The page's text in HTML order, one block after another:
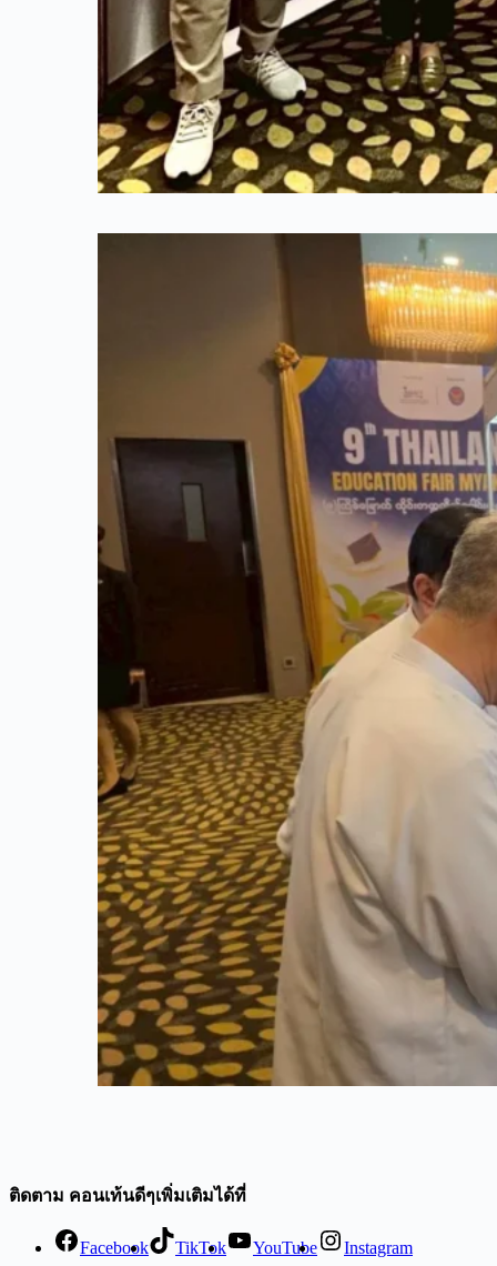
ติดตาม คอนเท้นดีๆเพิ่มเติมได้ที่
Facebook TikTok YouTube
Instagram